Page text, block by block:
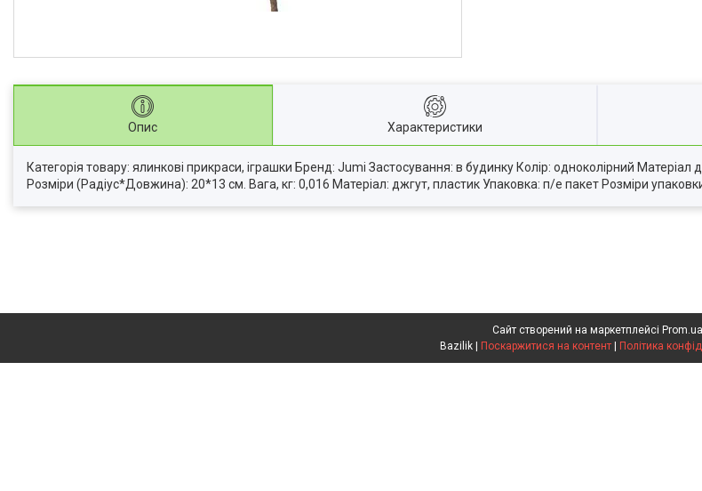
Опис Характеристики
Категорія товару: ялинкові прикраси, іграшки Бренд: Jumi Застосування: в будинку Колір: одноколірний Матеріал
Розміри (Радіус*Довжина): 20*13 см. Вага, кг: 0,016 Матеріал: джгут, пластик Упаковка: п/е пакет Розміри
Сайт створений на маркетплейсі Prom.ua
Поскаржитися на контент Політика